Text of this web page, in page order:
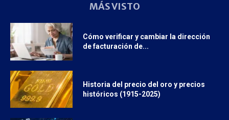
MÁS VISTO
Cómo verificar y cambiar la dirección
de facturación de...
Historia del precio del oro y precios
históricos (1915-2025)